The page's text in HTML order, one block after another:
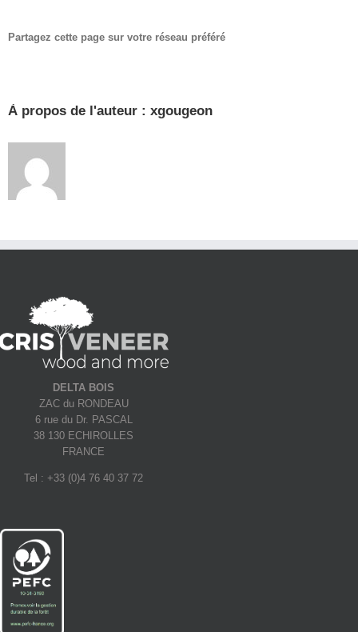
Partagez cette page sur votre réseau préféré
À propos de l'auteur : xgougeon
DELTA BOIS
ZAC du RONDEAU
6 rue du Dr. PASCAL
38 130 ECHIROLLES
FRANCE
Tel : +33 (0)4 76 40 37 72